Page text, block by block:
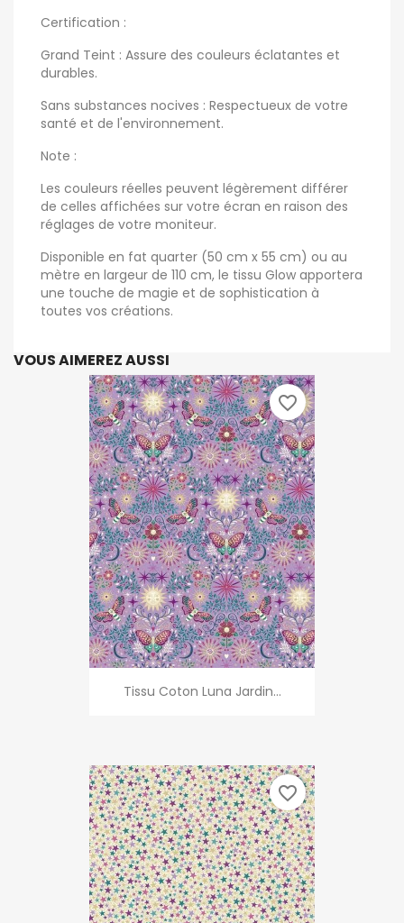
Certification :
Grand Teint : Assure des couleurs éclatantes et
durables.
Sans substances nocives : Respectueux de votre
santé et de l'environnement.
Note :
Les couleurs réelles peuvent légèrement différer
de celles affichées sur votre écran en raison des
réglages de votre moniteur.
Disponible en fat quarter (50 cm x 55 cm) ou au
mètre en largeur de 110 cm, le tissu Glow apportera
une touche de magie et de sophistication à
toutes vos créations.
VOUS AIMEREZ AUSSI
Tissu Coton Luna Jardin...
favorite_border
favorite_border